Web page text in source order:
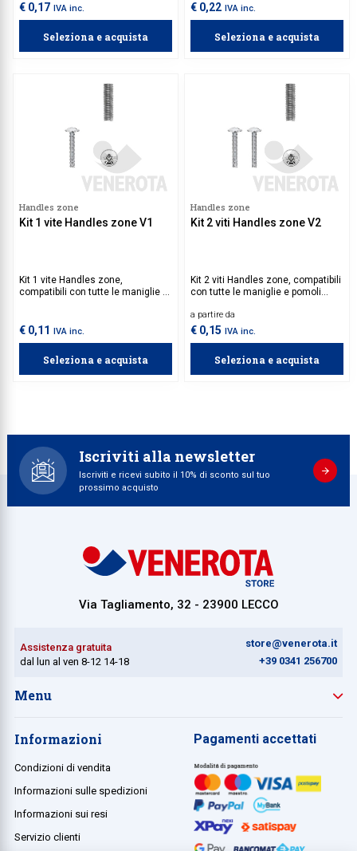
€ 0,17 IVA inc.
Seleziona e acquista
€ 0,22 IVA inc.
Seleziona e acquista
Handles zone
Kit 1 vite Handles zone V1
Kit 1 vite Handles zone,
compatibili con tutte le maniglie e
€ 0,11 IVA inc.
Seleziona e acquista
Handles zone
Kit 2 viti Handles zone V2
Kit 2 viti Handles zone, compatibili
con tutte le maniglie e pomoli
a partire da
€ 0,15 IVA inc.
Seleziona e acquista
Iscriviti alla newsletter
Iscriviti e ricevi subito il 10% di sconto sul tuo
prossimo acquisto
Via Tagliamento, 32 - 23900 LECCO
Assistenza gratuita
dal lun al ven 8-12 14-18
store@venerota.it
+39 0341 256700
Menu
Informazioni
Condizioni di vendita
Informazioni sulle spedizioni
Informazioni sui resi
Servizio clienti
Pagamenti accettati